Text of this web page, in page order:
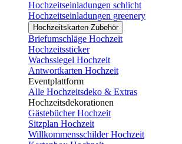
Hochzeitseinladungen schlicht
Hochzeitseinladungen greenery
Hochzeitskarten Zubehör
Briefumschläge Hochzeit
Hochzeitssticker
Wachssiegel Hochzeit
Antwortkarten Hochzeit
Eventplattform
Alle Hochzeitsdeko & Extras
Hochzeitsdekorationen
Gästebücher Hochzeit
Sitzplan Hochzeit
Willkommensschilder Hochzeit